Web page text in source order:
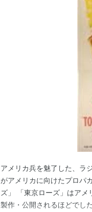
アメリカ兵を魅了した、ラ
がアメリカに向けたプロパ
ズ」 「東京ローズ」はア
製作・公開されるほどでし